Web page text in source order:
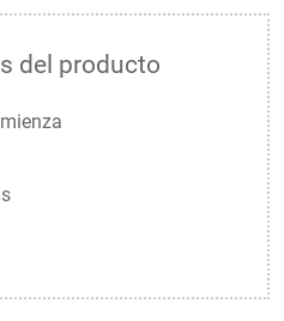
del producto